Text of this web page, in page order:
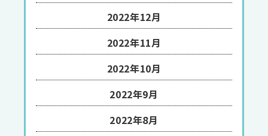
2022年12月
2022年11月
2022年10月
2022年9月
2022年8月